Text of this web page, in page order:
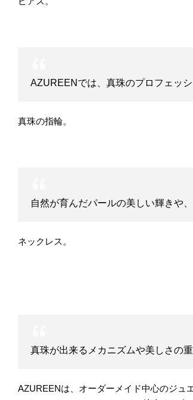
AZUREENでは、真珠のプロフェッ
真珠の指輪。
自然が育んだパールの美しい輝きや
ネックレス。
真珠が出来るメカニズムや美しさの
AZUREENは、オーダーメイド中心のジュ